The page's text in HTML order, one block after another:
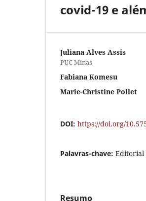
covid-19 e
Juliana Alves Assis
PUC Minas
Fabiana Komesu
Marie-Christine Pollet
DOI: https://doi.org/
Palavras-chave: Editorial
Resumo